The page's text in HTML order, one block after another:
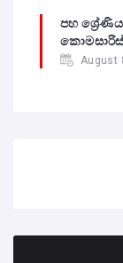
පහ
August